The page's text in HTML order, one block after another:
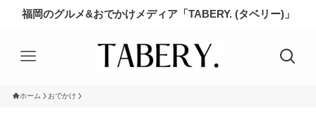
福岡のグルメ&おでかけメディア「TABERY. (タベリー)」
ホーム おでかけ